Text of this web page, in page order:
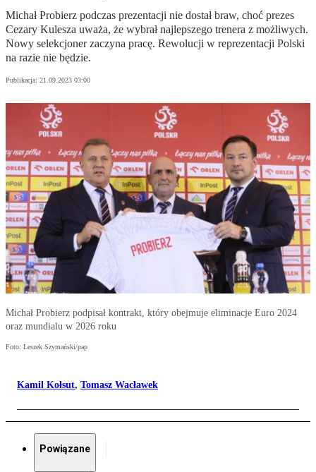
Michał Probierz podczas prezentacji nie dostał braw, choć prezes
Cezary Kulesza uważa, że wybrał najlepszego trenera z możliwych.
Nowy selekcjoner zaczyna pracę. Rewolucji w reprezentacji Polski
na razie nie będzie.
Publikacja: 21.09.2023 03:00
Michał Probierz podpisał kontrakt, który obejmuje eliminacje Euro 2024
oraz mundialu w 2026 roku
Foto: Leszek Szymański/pap
Kamil Kołsut, Tomasz Wacławek
Powiązane